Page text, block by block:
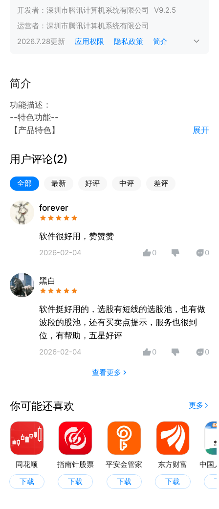
开发者： 深圳市腾讯计算机系统有限公司 V9.2.5
运营者： 深圳市腾讯计算机系统有限公司
2026.7.28更新 应用权限 隐私政策 简介
简介
功能描述：
--特色功能--
【产品特色】
1.特色题材库
特色题材库功能精心梳理海量题材，构建出全面且精细
的题材网络。深度剖析每个题材的投资逻辑，清晰呈现
上下游产业链关系。在繁杂的市场中明确投资方向，把
握核心投资方向 。
2.题材轮动
题材轮动功能每日对题材进行全面排名梳理，以直观形
式展现市场主线题材的动态变化。通过大数据与专业算
法，精准捕捉不同题材间的轮动节奏。及时跟上市场热
3.新题材挖掘
新题材挖掘功能时刻关注政策变动、行业动态、突发热
点等信息。从政策类、市场主线类、突发事件类等多维
度，敏锐发现潜在新题材。深入评估题材潜力，提前布
提供龙头启动、主升、二波、基因、趋势五个选股池，
多维度筛选，让你在不同行情阶段，都能迅速抓住龙头
提供龙头解盘、龙头实训、龙头战法三个模块，龙头解
盘可为投资者提供实时解盘直播龙头实训为投资者提供
相关投资文章，龙头战法为投资者提供专业的投资讲解
视频。
展开
用户评论(2)
全部 最新 好评 中评 差评
forever
软件很好用，赞赞赞
2026-02-04 0 0
黑白
软件挺好用的，选股有短线的选股池，也有做
波段的股池，还有买卖点提示，服务也很到
位，有帮助，五星好评
2026-02-04 0 0
查看更多
你可能还喜欢 更多
同花顺
下载
指南针股票
下载
平安金管家
下载
东方财富
下载